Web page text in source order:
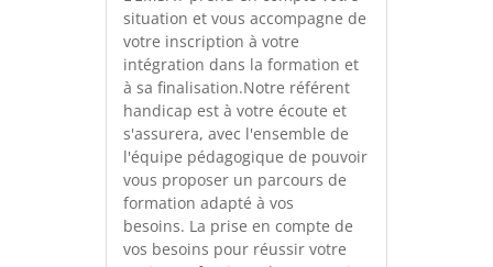
situation et vous accompagne de
votre inscription à votre
intégration dans la formation et
à sa finalisation.Notre référent
handicap est à votre écoute et
s'assurera, avec l'ensemble de
l'équipe pédagogique de pouvoir
vous proposer un parcours de
formation adapté à vos
besoins. La prise en compte de
vos besoins pour réussir votre